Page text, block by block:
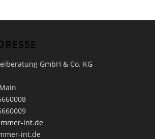
GmbH & Co. KG
int.de
int.de